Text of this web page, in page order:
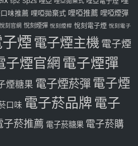
味推薦 哩啞拋棄式 哩啞推薦 哩啞煙彈
悅刻官網 悅刻煙彈 悅刻煙桿 悅刻電子煙 悅刻電子
煙 電子煙主機 電子煙
子煙官網 電子煙彈
煙糖果 電子煙菸彈 電子煙
口味 電子菸品牌 電子
子菸推薦 電子菸糖果 電子菸購